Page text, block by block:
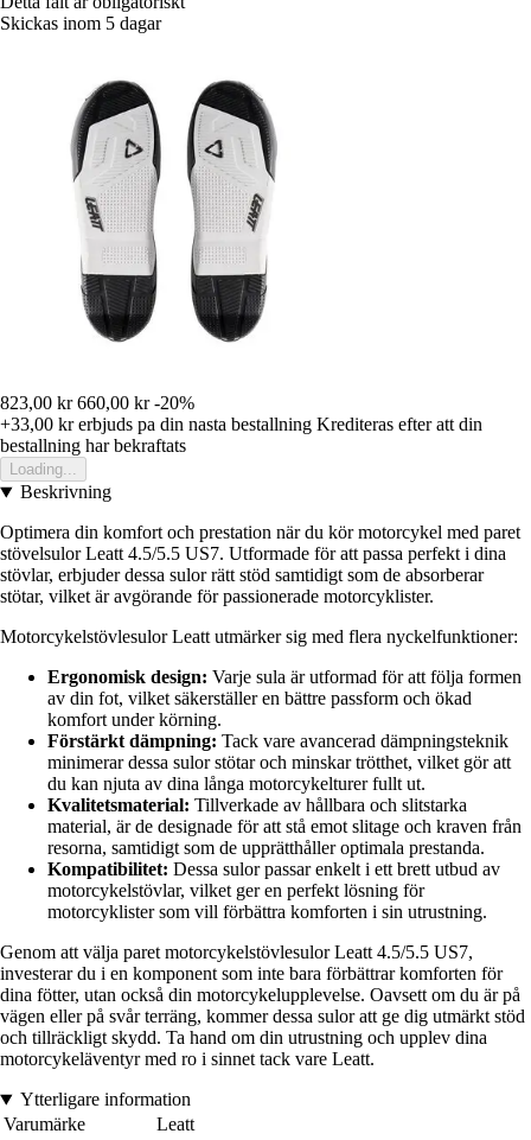
Skickas inom 5 dagar
823,00 kr 660,00 kr -20%
+33,00 krerbjuds pa din nasta bestallning Krediteras efter att din
bestallning har bekraftats
Loading...
Beskrivning
Optimera din komfort och prestation när du kör motorcykel med paret
stövelsulor Leatt 4.5/5.5 US7. Utformade för att passa perfekt i dina
stövlar, erbjuder dessa sulor rätt stöd samtidigt som de absorberar
stötar, vilket är avgörande för passionerade motorcyklister.
Motorcykelstövlesulor Leatt utmärker sig med flera nyckelfunktioner:
Ergonomisk design: Varje sula är utformad för att följa formen
av din fot, vilket säkerställer en bättre passform och ökad
komfort under körning.
Förstärkt dämpning: Tack vare avancerad dämpningsteknik
minimerar dessa sulor stötar och minskar trötthet, vilket gör att
du kan njuta av dina långa motorcykelturer fullt ut.
Kvalitetsmaterial: Tillverkade av hållbara och slitstarka
material, är de designade för att stå emot slitage och kraven från
resorna, samtidigt som de upprätthåller optimala prestanda.
Kompatibilitet: Dessa sulor passar enkelt i ett brett utbud av
motorcykelstövlar, vilket ger en perfekt lösning för
motorcyklister som vill förbättra komforten i sin utrustning.
Genom att välja paret motorcykelstövlesulor Leatt 4.5/5.5 US7,
investerar du i en komponent som inte bara förbättrar komforten för
dina fötter, utan också din motorcykelupplevelse. Oavsett om du är på
vägen eller på svår terräng, kommer dessa sulor att ge dig utmärkt stöd
och tillräckligt skydd. Ta hand om din utrustning och upplev dina
motorcykeläventyr med ro i sinnet tack vare Leatt.
Ytterligare information
Varumärke
Leatt